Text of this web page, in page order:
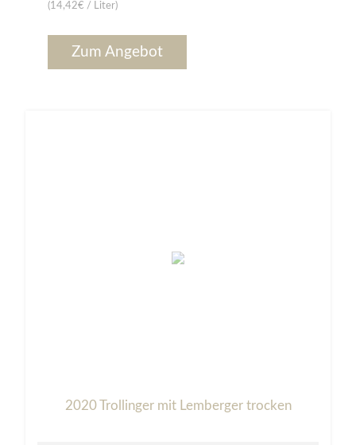
(14,42€ / Liter)
Zum Angebot
2020 Trollinger mit Lemberger trocken